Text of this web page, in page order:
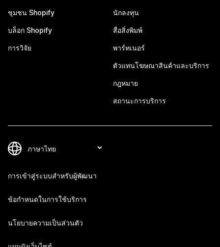
ชุมชน Shopify
บล็อก Shopify
การวิจัย
นักลงทุน
สื่อสิ่งพิมพ์
พาร์ทเนอร์
ตัวแทนโฆษณาสินค้าและบริการ
กฎหมาย
สถานะการบริการ
การเข้าสู่ระบบสำหรับผู้พัฒนา
ข้อกำหนดในการใช้บริการ
นโยบายความเป็นส่วนตัว